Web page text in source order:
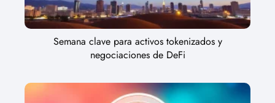
Semana clave para activos tokenizados y
negociaciones de DeFi